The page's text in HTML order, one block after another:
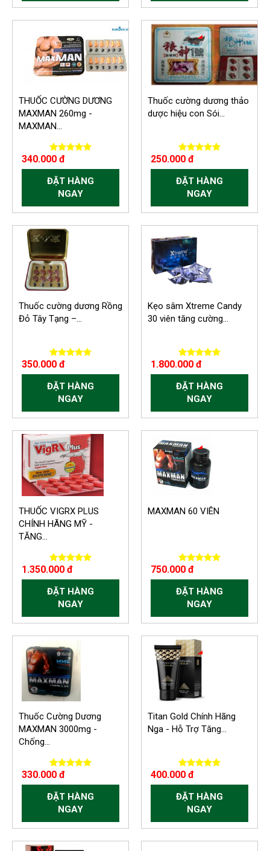
-60.000 VND
THUỐC CƯỜNG DƯƠNG
MAXMAN 260mg -
MAXMAN...
340.000 đ
ĐẶT HÀNG
NGAY
-150.000 VND
Thuốc cường dương thảo
dược hiệu con Sói...
250.000 đ
ĐẶT HÀNG
NGAY
Thuốc cường dương Rồng
Đỏ Tây Tạng –...
350.000 đ
ĐẶT HÀNG
NGAY
Kẹo sâm Xtreme Candy
30 viên tăng cường...
1.800.000 đ
ĐẶT HÀNG
NGAY
-150.000 VND
THUỐC VIGRX PLUS
CHÍNH HÃNG MỸ -
TĂNG...
1.350.000 đ
ĐẶT HÀNG
NGAY
-150.000 VND
MAXMAN 60 VIÊN
750.000 đ
ĐẶT HÀNG
NGAY
-30.000 VND
Thuốc Cường Dương
MAXMAN 3000mg -
Chống...
330.000 đ
ĐẶT HÀNG
NGAY
-150.000 VND
Titan Gold Chính Hãng
Nga - Hỗ Trợ Tăng...
400.000 đ
ĐẶT HÀNG
NGAY